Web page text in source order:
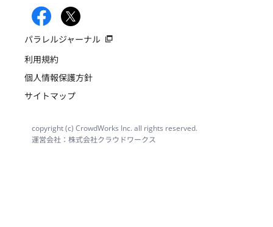
パラレルジャーナル
利用規約
個人情報保護方針
サイトマップ
copyright (c) CrowdWorks Inc. all rights reserved.
運営会社：株式会社クラウドワークス